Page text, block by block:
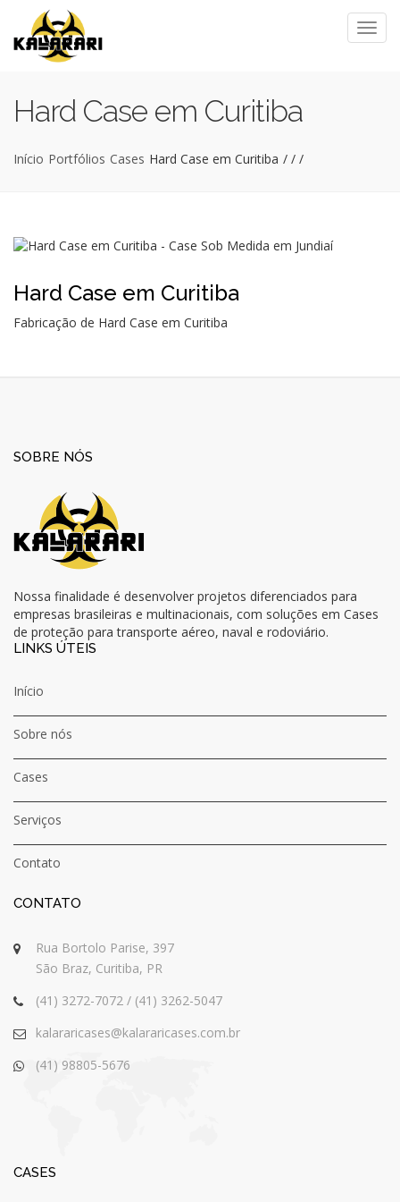
Hard Case em Curitiba
Início /
Portfólios /
Cases /
Hard Case em Curitiba
Hard Case em Curitiba
Fabricação de Hard Case em Curitiba
SOBRE NÓS
Nossa finalidade é desenvolver projetos diferenciados para
empresas brasileiras e multinacionais, com soluções em Cases
de proteção para transporte aéreo, naval e rodoviário.
LINKS ÚTEIS
Início
Sobre nós
Cases
Serviços
Contato
CONTATO
Rua Bortolo Parise, 397
São Braz, Curitiba, PR
(41) 3272-7072 / (41) 3262-5047
kalararicases@kalararicases.com.br
(41) 98805-5676
CASES